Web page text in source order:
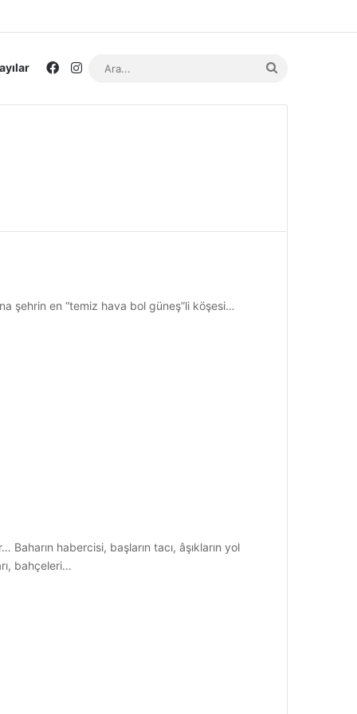
Facebook
Instagram
şehrin en “temiz hava bol güneş”li köşesi…
habercisi, başların tacı, âşıkların yol
bahçeleri…